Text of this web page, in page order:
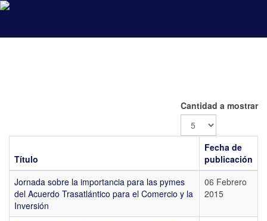
Cantidad a mostrar
Título
Fecha de
publicación
Jornada sobre la importancia para las pymes
del Acuerdo Trasatlántico para el Comercio y la
Inversión
06 Febrero
2015